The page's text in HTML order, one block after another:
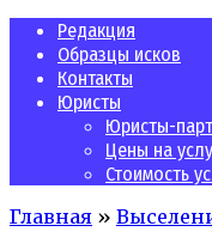
Редакция
Образцы исков
Контакты
Юристы
Юристы-
Цены на
Стоимость
Главная »